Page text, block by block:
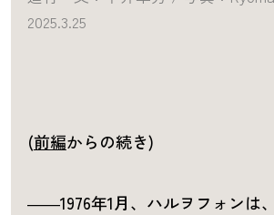
2025.3.25
(前編からの続き)
――1976年1月、ハルヲフォンは